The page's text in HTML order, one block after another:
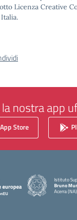
Licenza Creative
la nostra app
App Store
Istituto
Bruno
Acerra (NA)